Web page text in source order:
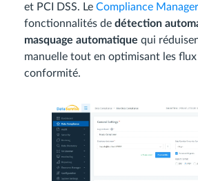
et PCI DSS. Le Compliance Manager
fonctionnalités de détection
masquage automatique qui
manuelle tout en optimisant les
conformité.